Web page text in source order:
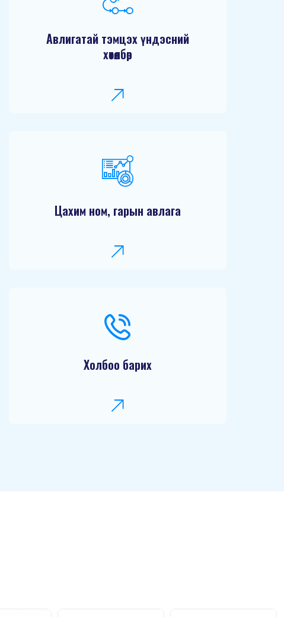
Авлигатай тэмцэх үндэсний
хөтөлбөр
Цахим ном, гарын авлага
Холбоо барих